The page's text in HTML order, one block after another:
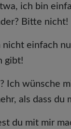
ich bin
Bitte nicht!
nicht einfach
gibt!
Ich wünsche
als dass
du mit mir